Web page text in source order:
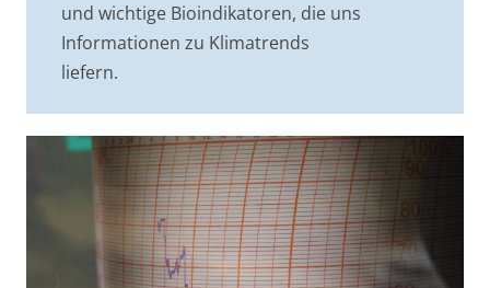
und wichtige Bioindikatoren, die uns
Informationen zu Klimatrends
liefern.